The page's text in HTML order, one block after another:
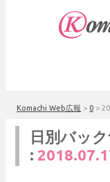
Komachi Web広報 > 0 >
日別バッ
: